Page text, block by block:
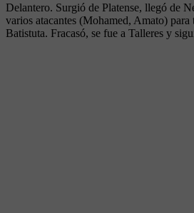
Delantero. Surgió de Platense, llegó de
varios atacantes (Mohamed, Amato) para
Batistuta. Fracasó, se fue a Talleres y